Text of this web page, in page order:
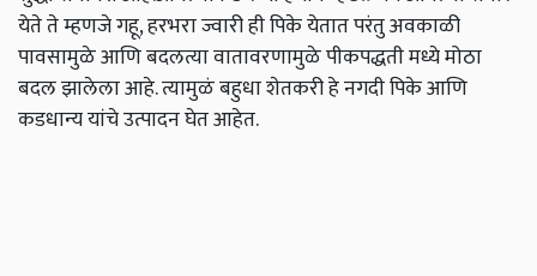
येते ते म्हणजे गहू, हरभरा ज्वारी ही पिके येतात परंतु अवकाळी
पावसामुळे आणि बदलत्या वातावरणामुळे पीकपद्धती मध्ये मोठा
बदल झालेला आहे. त्यामुळं बहुधा शेतकरी हे नगदी पिके आणि
कडधान्य यांचे उत्पादन घेत आहेत.